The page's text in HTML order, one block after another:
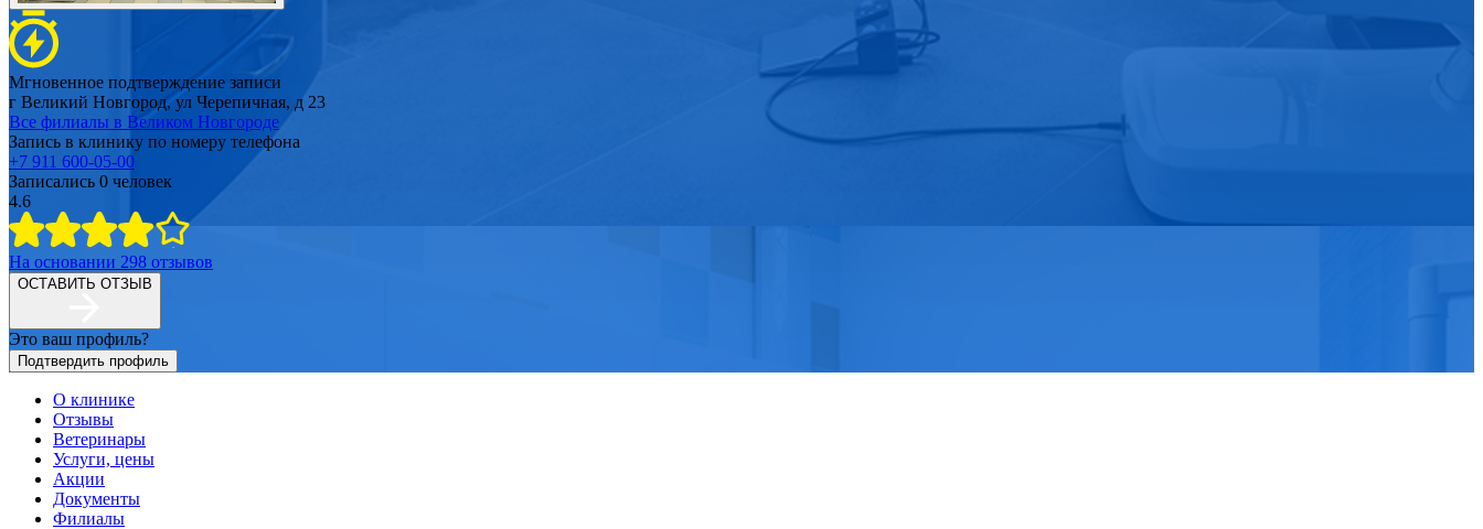
Мгновенное подтверждение записи
г Великий Новгород, ул Черепичная, д 23
Все филиалы в Великом Новгороде
Запись в клинику по номеру телефона
+7 911 600-05-00
Записались 0 человек
4.6
На основании 298 отзывов
ОСТАВИТЬ ОТЗЫВ
Это ваш профиль?
Подтвердить профиль
О клинике
Отзывы
Ветеринары
Услуги, цены
Акции
Документы
Филиалы